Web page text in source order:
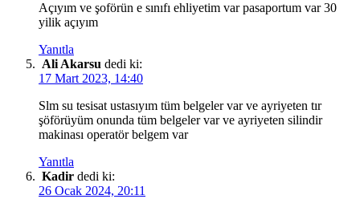
Açıyım ve şoförün e sınıfı ehliyetim var pasaportum var 30
yilik açıyım
Yanıtla
Ali Akarsu dedi ki:
17 Mart 2023, 14:40
Slm su tesisat ustasıyım tüm belgeler var ve ayriyeten tır
şöförüyüm onunda tüm belgeler var ve ayriyeten silindir
makinası operatör belgem var
Yanıtla
Kadir dedi ki:
26 Ocak 2024, 20:11